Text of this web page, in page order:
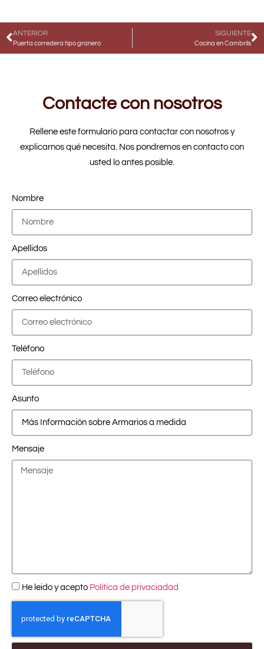
ANTERIOR
Puerta corredera tipo granero
SIGUIENTE
Cocina en Cambrils
Contacte con nosotros
Rellene este formulario para contactar con nosotros y
explicarnos qué necesita. Nos pondremos en contacto con
usted lo antes posible.
Nombre
Apellidos
Correo electrónico
Teléfono
Asunto
Mensaje
He leido y acepto Política de privaciadad